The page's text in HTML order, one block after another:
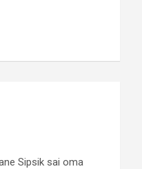
Sipsik sai oma